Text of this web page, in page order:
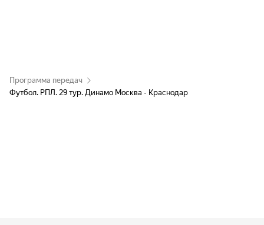
Программа передач
Футбол. РПЛ. 29 тур. Динамо Москва - Краснодар